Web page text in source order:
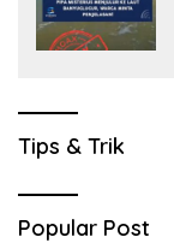
Tips & Trik
Popular Post